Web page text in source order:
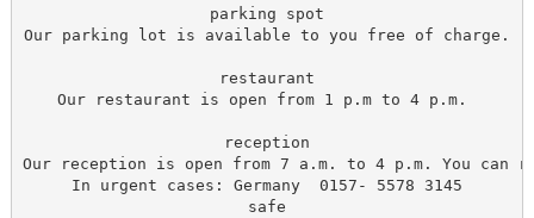
parking spot
Our parking lot is available to you free of charge.
restaurant
Our restaurant is open from 1 p.m to 4 p.m.
reception
Our reception is open from 7 a.m. to 4 p.m. You can
In urgent cases: Germany  0157- 5578 3145
safe